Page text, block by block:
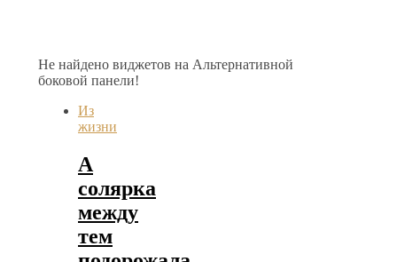
Не найдено виджетов на Альтернативной
боковой панели!
Из
жизни
А
солярка
между
тем